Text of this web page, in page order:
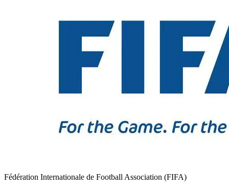
Fédération Internationale de Football Association (FIFA)